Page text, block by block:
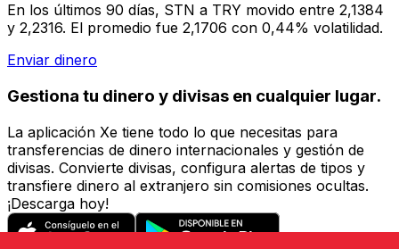
En los últimos 90 días, STN a TRY movido entre 2,1384
y 2,2316. El promedio fue 2,1706 con 0,44% volatilidad.
Enviar dinero
Gestiona tu dinero y divisas en cualquier lugar.
La aplicación Xe tiene todo lo que necesitas para
transferencias de dinero internacionales y gestión de
divisas. Convierte divisas, configura alertas de tipos y
transfiere dinero al extranjero sin comisiones ocultas.
¡Descarga hoy!